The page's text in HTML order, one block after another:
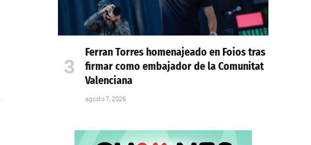
Ferran Torres homenajeado en Foios tras
firmar como embajador de la Comunitat
Valenciana
agosto 7, 2026